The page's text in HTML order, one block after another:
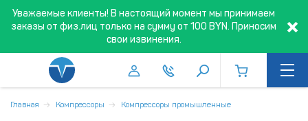
Уважаемые клиенты! В настоящий момент мы принимаем
заказы от физ.лиц только на сумму от 100 BYN. Приносим
свои извинения.
Главная Компрессоры Компрессоры промышленные